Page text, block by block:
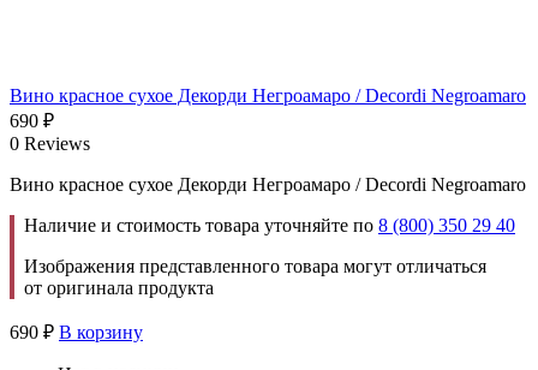
Вино красное сухое Декорди Негроамаро / Decordi Negroamaro
690 ₽
0 Reviews
Вино красное сухое Декорди Негроамаро / Decordi Negroamaro
Наличие и стоимость товара уточняйте по 8 (800) 350 29 40
Изображения представленного товара могут отличаться
от оригинала продукта
690 ₽ В корзину